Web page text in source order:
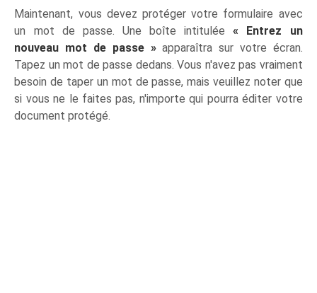
Maintenant, vous devez protéger votre formulaire avec
un mot de passe. Une boîte intitulée« Entrez un
nouveau mot de passe »apparaîtra sur votre écran.
Tapez un mot de passe dedans. Vous n'avez pas vraiment
besoin de taper un mot de passe, mais veuillez noter que
si vous ne le faites pas, n'importe qui pourra éditer votre
document protégé.